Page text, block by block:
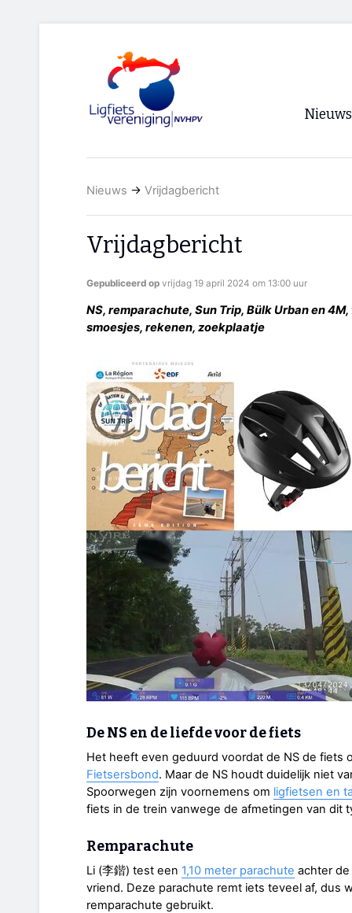
Nieuws
Nieuws → Vrijdagbericht
Vrijdagbericht
Gepubliceerd op vrijdag 19 april 2024 om 13:00 uur
NS, remparachute, Sun Trip, Bülk Urban en
smoesjes, rekenen, zoekplaatje
De NS en de liefde voor de fiets
Het heeft even geduurd voordat de NS de fiets
Fietsersbond. Maar de NS houdt duidelijk niet
Spoorwegen zijn voornemens om ligfietsen en
fiets in de trein vanwege de afmetingen van dit
Remparachute
Li (李鍇) test een 1,10 meter parachute achter
vriend. Deze parachute remt iets teveel af, dus
remparachute gebruikt.